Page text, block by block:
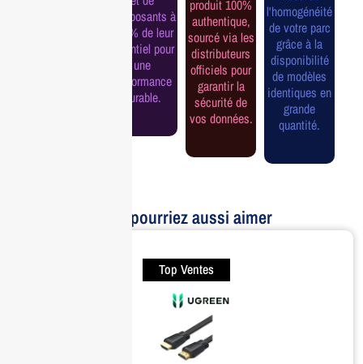
composants à
100% de leur
potentiel pour
une
performance
durable.
produit 100%
authentique,
sourcé via les
distributeurs
officiels pour
garantir la
sécurité de
vos données.
l'homogénéité
de votre parc
grâce à la
disponibilité
de modèles
identiques en
grande
quantité.
Vous pourriez aussi aimer
Top Ventes